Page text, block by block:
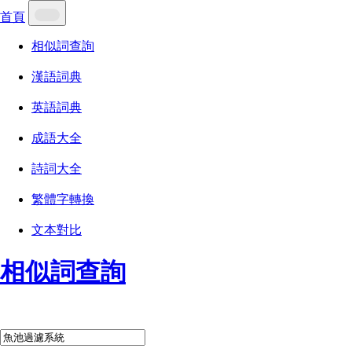
首頁
相似詞查詢
漢語詞典
英語詞典
成語大全
詩詞大全
繁體字轉換
文本對比
相似詞查詢